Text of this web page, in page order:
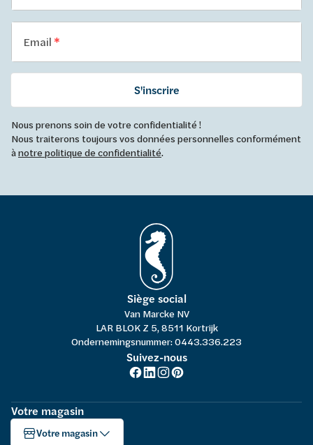
Email
S'inscrire
Nous prenons soin de votre confidentialité !
Nous traiterons toujours vos données personnelles conformément
ànotre politique de confidentialité.
Siège social
Van Marcke NV
LAR BLOK Z 5, 8511 Kortrijk
Ondernemingsnummer: 0443.336.223
Suivez-nous
Votre magasin
Votre magasin